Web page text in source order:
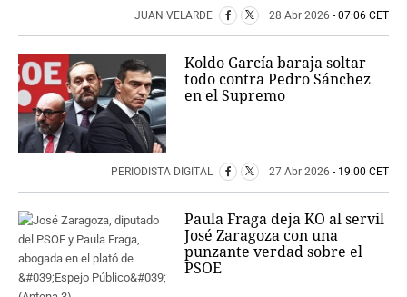
JUAN VELARDE 28 Abr 2026 - 07:06 CET
Koldo García baraja soltar
todo contra Pedro Sánchez
en el Supremo
PERIODISTA DIGITAL 27 Abr 2026 - 19:00 CET
Paula Fraga deja KO al servil
José Zaragoza con una
punzante verdad sobre el
PSOE